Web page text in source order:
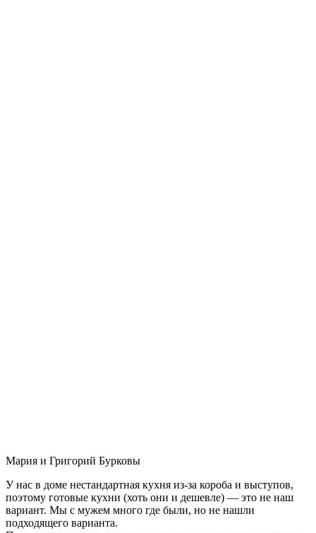
Мария и Григорий Бурковы
У нас в доме нестандартная кухня из-за короба и выступов,
поэтому готовые кухни (хоть они и дешевле) — это не наш
вариант. Мы с мужем много где были, но не нашли
подходящего варианта.